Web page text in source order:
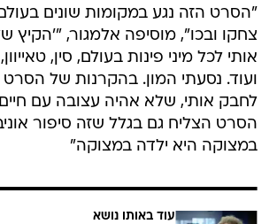
"הסרט הזה נגע במקומות שונים
צחקו ובכו", מוסיפה אלמגור, "'הקיץ
אותי לכל מיני פינות בעולם, סין,
ועוד. נסעתי המון. בהקרנות של
לחבק אותי, שלא אהיה עצובה עם
הסרט הצליח גם בגלל שזה סיפור
במצוקה היא ילדה במצוקה"
עוד באותו נושא